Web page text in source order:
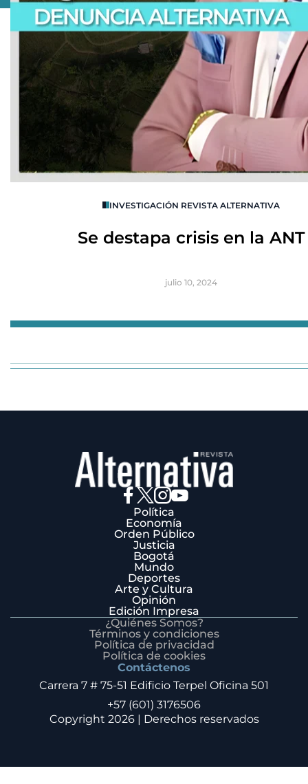
INVESTIGACIÓN REVISTA ALTERNATIVA
Se destapa crisis en la ANT
julio 10, 2024
3
Política
Economía
Orden Público
Justicia
Bogotá
Mundo
Deportes
Arte y Cultura
Opinión
Edición Impresa
¿Quiénes Somos?
Términos y condiciones
Política de privacidad
Política de cookies
Contáctenos
Carrera 7 # 75-51 Edificio Terpel Oficina 501
+57 (601) 3176506
Copyright 2026 | Derechos reservados